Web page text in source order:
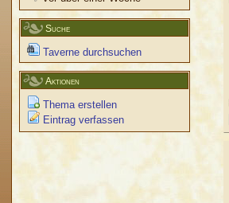
Suche
Taverne durchsuchen
Aktionen
Thema erstellen
Eintrag verfassen